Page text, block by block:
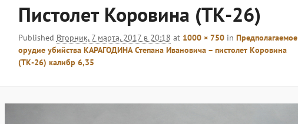
Пистолет Коровина (ТК-26)
Published Вторник, 7 марта, 2017 в 20:18 at 1000 × 750in Предполагаемое
орудие убийства КАРАГОДИНА Степана Ивановича – пистолет Коровина
(ТК-26) калибр 6,35